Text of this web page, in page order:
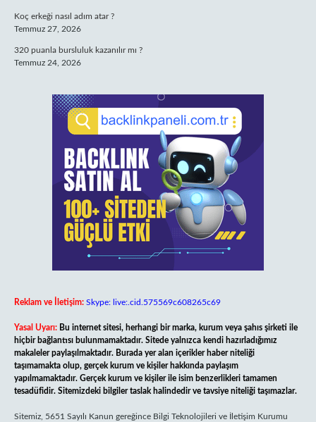
Koç erkeği nasıl adım atar ?
Temmuz 27, 2026
320 puanla bursluluk kazanılır mı ?
Temmuz 24, 2026
Reklam ve İletişim: Skype: live:.cid.575569c608265c69
Yasal Uyarı: Bu internet sitesi, herhangi bir marka, kurum veya şahıs şirketi ile
hiçbir bağlantısı bulunmamaktadır. Sitede yalnızca kendi hazırladığımız
makaleler paylaşılmaktadır. Burada yer alan içerikler haber niteliği
taşımamakta olup, gerçek kurum ve kişiler hakkında paylaşım
yapılmamaktadır. Gerçek kurum ve kişiler ile isim benzerlikleri tamamen
tesadüfidir. Sitemizdeki bilgiler taslak halindedir ve tavsiye niteliği taşımazlar.
Sitemiz, 5651 Sayılı Kanun gereğince Bilgi Teknolojileri ve İletişim Kurumu